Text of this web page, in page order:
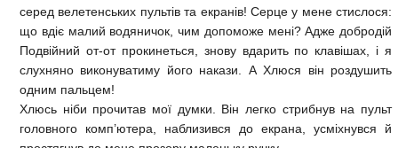
серед велетенських пультів та екранів! Серце у мене стислося:
що вдіє малий водяничок, чим допоможе мені? Адже добродій
Подвійний от-от прокинеться, знову вдарить по клавішах, і я
слухняно виконуватиму його накази. А Хлюся він роздушить
одним пальцем!
Хлюсь ніби прочитав мої думки. Він легко стрибнув на пульт
головного комп’ютера, наблизився до екрана, усміхнувся й